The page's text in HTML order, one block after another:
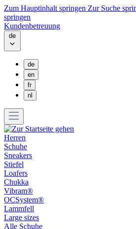
Zum Hauptinhalt springen Zur Suche
springen
Kundenbetreuung
de
de
en
fr
nl
Herren
Schuhe
Sneakers
Stiefel
Loafers
Chukka
Vibram®
OCSystem®
Lammfell
Large sizes
Alle Schuhe